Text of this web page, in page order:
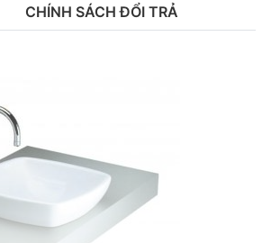
CHÍNH SÁCH ĐỔI TRẢ